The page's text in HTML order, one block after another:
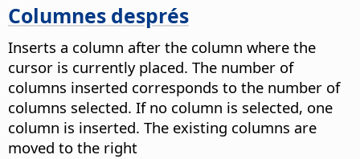
Columnes després
Inserts a column after the column where the
cursor is currently placed. The number of
columns inserted corresponds to the number of
columns selected. If no column is selected, one
column is inserted. The existing columns are
moved to the right